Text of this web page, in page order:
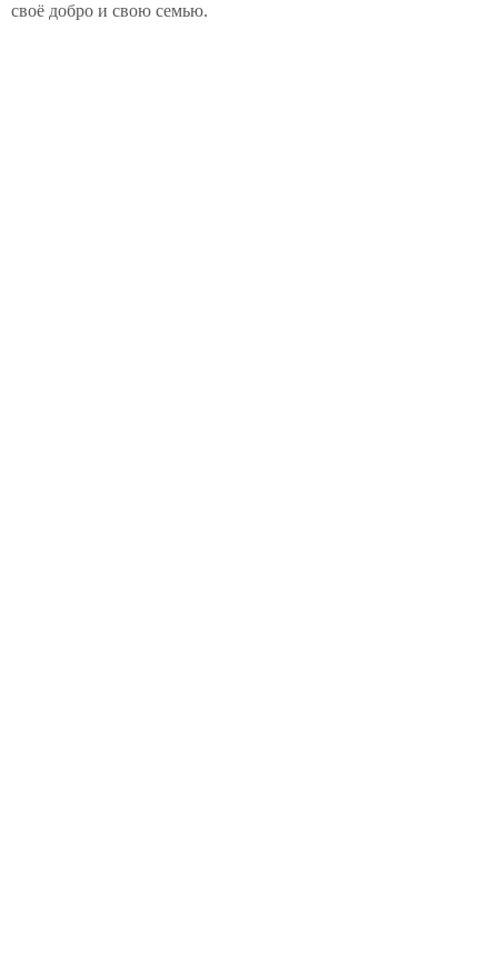
своё добро и свою семью.